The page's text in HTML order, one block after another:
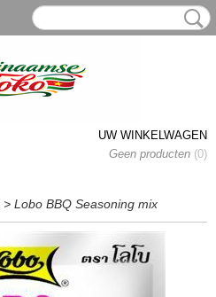
UW WINKELWAGEN
Geen producten (0)
> Lobo BBQ Seasoning mix